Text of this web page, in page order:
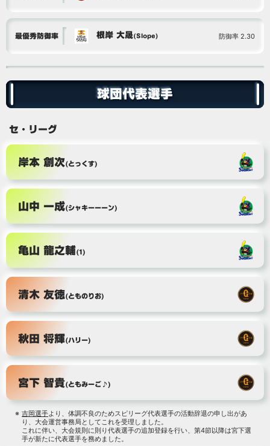
最優秀防御率 根岸 大晟(Slope) 防御率 2.30
球団代表選手
セ・リーグ
岸本 創次(とっくす)
山中 一成(シャキーーーン)
亀山 龍之輔(1)
清木 友徳(とものりお)
秋田 将輝(ハリー)
宮下 智貴(ともみーご♪)
吉岡選手より、体調不良のためスピリーグ代表選手の活動辞退の申し出があ
り、大会運営事務局としてこれを受理しました。
これに伴い、大会規則に則り代表選手の追加登録を行い、第4節以降は宮下選
手が新たに代表選手を務めました。